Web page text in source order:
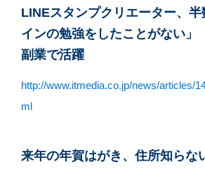
LINEスタンプクリエーター、
インの勉強をしたことがない
副業で活躍
http://www.itmedia.co.jp/news/articles/
ml
来年の年賀はがき、住所知らな